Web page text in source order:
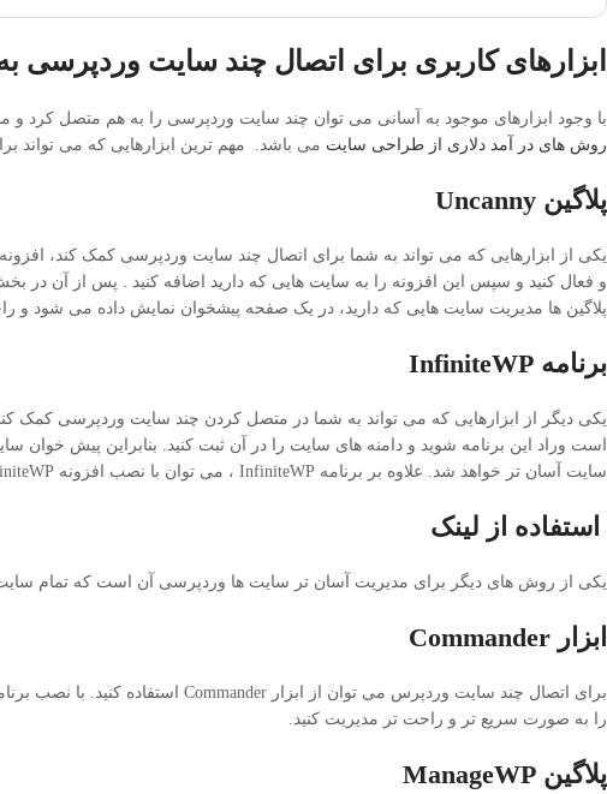
ابزارهای کاربری برای اتصال چند سایت وردپرسی
با وجود ابزارهای موجود به آسانی می توان چند سایت وردپرسی را به هم متصل کرد و
روش های در آمد دلاری از طراحی سایت می باشد. مهم ترین ابزارهایی که می تواند
پلاگین Uncanny
و فعال کنید و سپس این افزونه را به سایت هایی که دارید اضافه کنید . پس از آن در
پلاگین ها مدیریت سایت هایی که دارید، در یک صفحه پیشخوان نمایش داده می شود و
برنامه InfiniteWP
است وراد این برنامه شوید و دامنه های سایت را در آن ثبت کنید. بنابراین پیش
سایت آسان تر خواهد شد. علاوه بر برنامه InfiniteWP ، می توان با نصب افزونه InfiniteWP مدیریت چند سایت وردپرسی را به صورت هم زمان انجام داد.
استفاده از لینک
یکی از روش های دیگر برای مدیریت آسان تر سایت ها وردپرسی آن است که تمام سایت
ابزار Commander
را به صورت سریع تر و راحت تر مدیریت کنید.
پلاگین ManageWP